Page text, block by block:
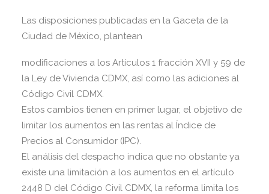
Las disposiciones publicadas en la Gaceta de la
Ciudad de México, plantean
modificaciones a los Artículos 1 fracción XVII y 59 de
la Ley de Vivienda CDMX, así como las adiciones al
Código Civil CDMX.
Estos cambios tienen en primer lugar, el objetivo de
limitar los aumentos en las rentas al Índice de
Precios al Consumidor (IPC).
El análisis del despacho indica que no obstante ya
existe una limitación a los aumentos en el artículo
2448 D del Código Civil CDMX, la reforma limita los